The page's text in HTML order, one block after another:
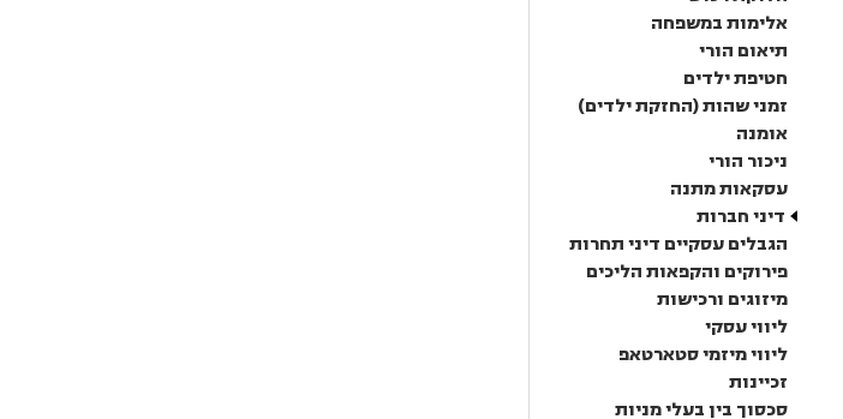
אלימות במשפחה
תיאום הורי
חטיפת ילדים
זמני שהות (החזקת ילדים)
אומנה
ניכור הורי
עסקאות מתנה
דיני חברות
הגבלים עסקיים דיני תחרות
פירוקים והקפאות הליכים
מיזוגים ורכישות
ליווי עסקי
ליווי מיזמי סטארטאפ
זכיינות
סכסוך בין בעלי מניות